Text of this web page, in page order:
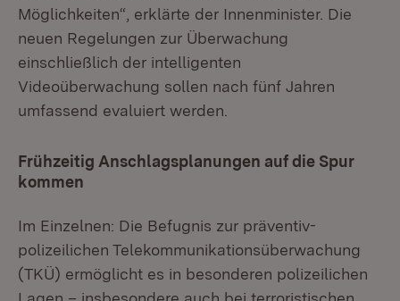
Möglichkeiten“, erklärte der Innenminister. Die
neuen Regelungen zur Überwachung
einschließlich der intelligenten
Videoüberwachung sollen nach fünf Jahren
umfassend evaluiert werden.
Frühzeitig Anschlagsplanungen auf die Spur
kommen
Im Einzelnen: Die Befugnis zur präventiv-
polizeilichen Telekommunikationsüberwachung
(TKÜ) ermöglicht es in besonderen polizeilichen